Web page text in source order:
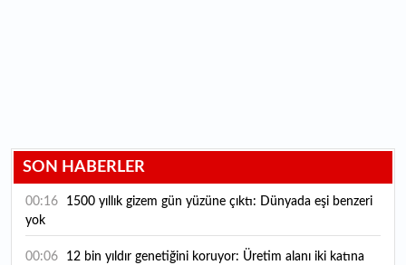
SON HABERLER
00:16
yok
00:06